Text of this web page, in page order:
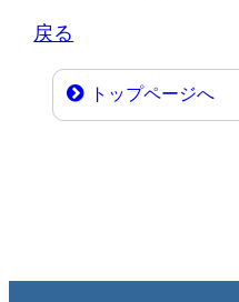
戻る
トップページへ